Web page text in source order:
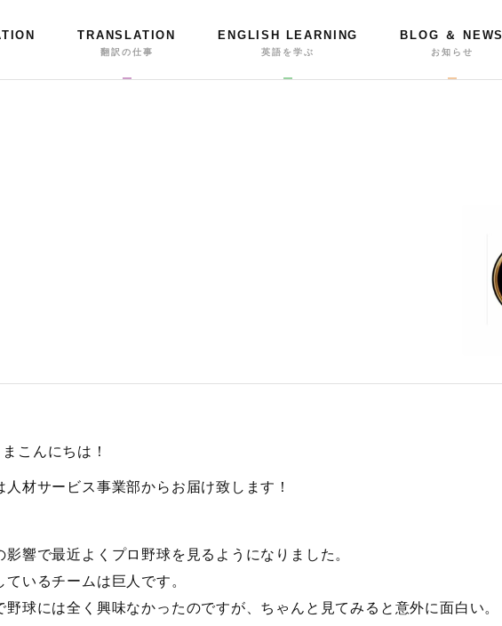
TRANSLATION
翻訳の仕事
ENGLISH LEARNING
英語を学ぶ
BLOG ＆ NEWS
お知らせ
こんにちは！
人材サービス事業部からお届け致します！
影響で最近よくプロ野球を見るようになりました。
ているチームは巨人です。
野球には全く興味なかったのですが、ちゃんと見てみると意外に面白い。